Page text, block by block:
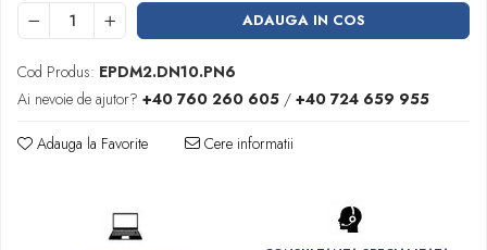
ADAUGA IN COS
Cod Produs: EPDM2.DN10.PN6
Ai nevoie de ajutor? +40 760 260 605 / +40 724 659 955
Adauga la Favorite Cere informatii